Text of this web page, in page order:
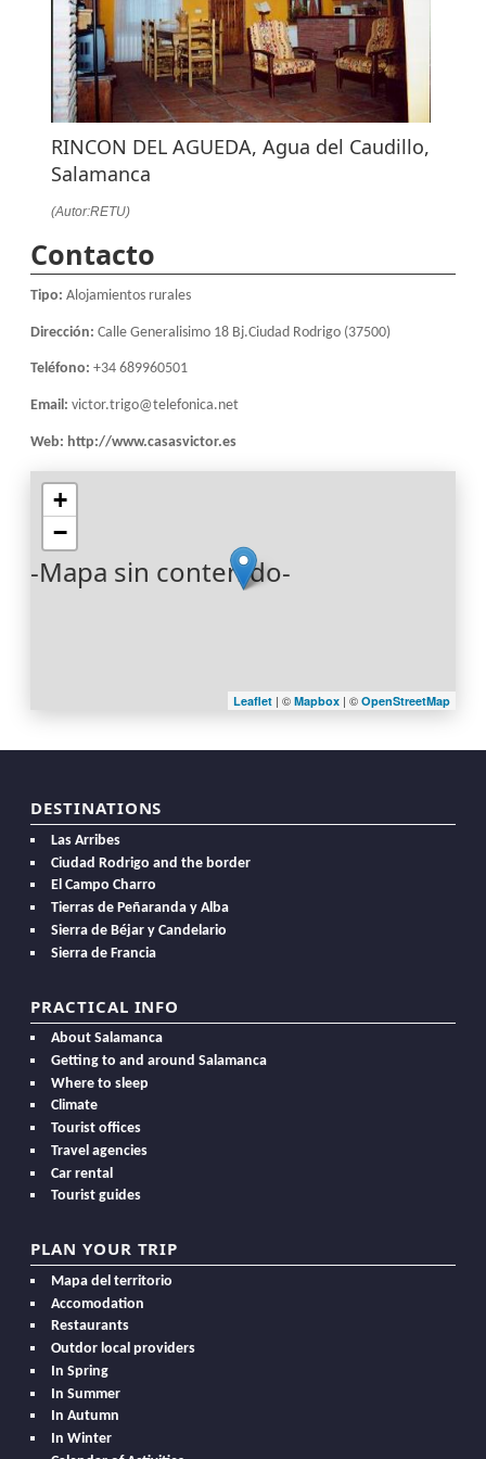
RINCON DEL AGUEDA, Agua del Caudillo,
Salamanca
(Autor:RETU)
Contacto
Tipo:Alojamientos rurales
Dirección:Calle Generalisimo 18 Bj.Ciudad Rodrigo (37500)
Teléfono:+34 689960501
Email:victor.trigo@telefonica.net
Web: http://www.casasvictor.es
-Mapa sin contenido-
+
−
Leaflet| © Mapbox | © OpenStreetMap
DESTINATIONS
Las Arribes
Ciudad Rodrigo and the border
El Campo Charro
Tierras de Peñaranda y Alba
Sierra de Béjar y Candelario
Sierra de Francia
PRACTICAL INFO
About Salamanca
Getting to and around Salamanca
Where to sleep
Climate
Tourist offices
Travel agencies
Car rental
Tourist guides
PLAN YOUR TRIP
Mapa del territorio
Accomodation
Restaurants
Outdor local providers
In Spring
In Summer
In Autumn
In Winter